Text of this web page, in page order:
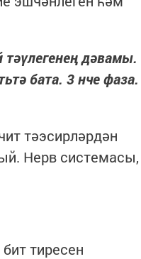
дәвамы.
бата. 3 нче фаза.
тәэсирләрдән
Нерв системасы,
тиресен